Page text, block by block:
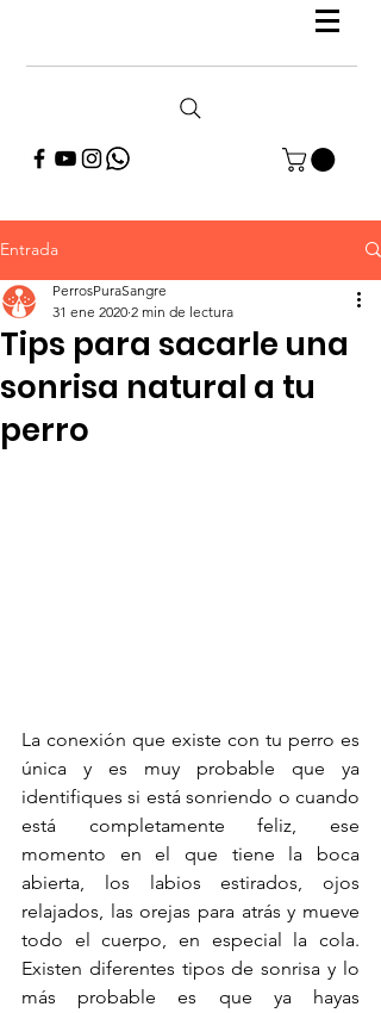
Entrada
Tips para sacarle una
sonrisa natural a tu
perro
PerrosPuraSangre
31 ene 2020 2 min de lectura
La conexión que existe con tu perro es
única y es muy probable que ya
identifiques si está sonriendo o cuando
está completamente feliz, ese
momento en el que tiene la boca
abierta, los labios estirados, ojos
relajados, las orejas para atrás y mueve
todo el cuerpo, en especial la cola.
Existen diferentes tipos de sonrisa y lo
más probable es que ya hayas